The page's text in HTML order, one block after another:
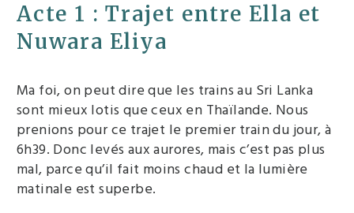
Acte 1 : Trajet entre Ella et
Nuwara Eliya
Ma foi, on peut dire que les trains au Sri Lanka
sont mieux lotis que ceux en Thaïlande. Nous
prenions pour ce trajet le premier train du jour, à
6h39. Donc levés aux aurores, mais c’est pas plus
mal, parce qu’il fait moins chaud et la lumière
matinale est superbe.